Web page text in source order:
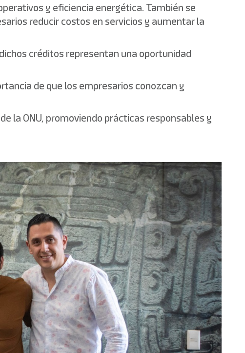
y eficiencia energética. También se
reducir costos en servicios y aumentar la
créditos representan una oportunidad
de que los empresarios conozcan y
la ONU, promoviendo prácticas responsables y